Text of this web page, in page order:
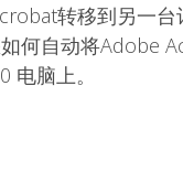
转移到另一台
何自动将Adobe
电脑上。